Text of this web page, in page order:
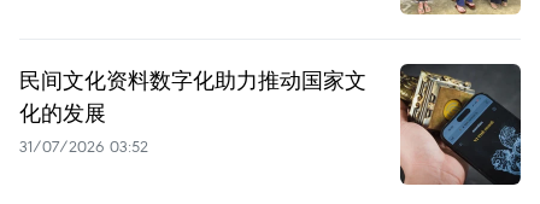
民间文化资料数字化助力推动国家文
化的发展
31/07/2026 03:52